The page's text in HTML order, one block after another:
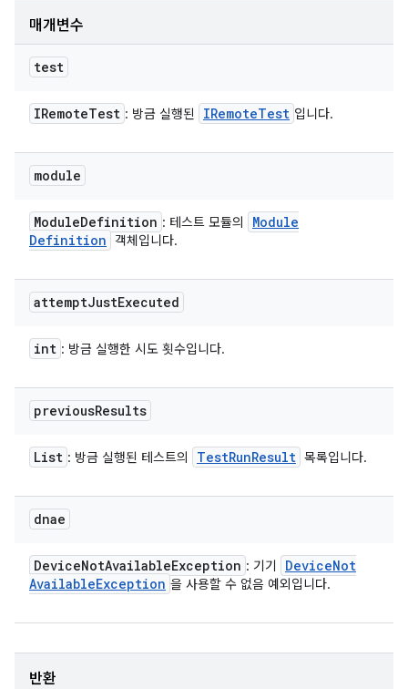
매개변수
test
IRemoteTest : 방금 실행된 IRemoteTest 입니다.
module
ModuleDefinition : 테스트 모듈의
Module
Definition
객체입니다.
attemptJustExecuted
int : 방금 실행한 시도 횟수입니다.
previousResults
List : 방금 실행된 테스트의 TestRunResult 목록입니다.
dnae
DeviceNotAvailableException : 기기 DeviceNot
AvailableException 을 사용할 수 없음 예외입니다.
반환